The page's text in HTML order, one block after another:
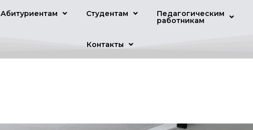
Абитуриентам Студентам Педагогическим
работникам
Контакты